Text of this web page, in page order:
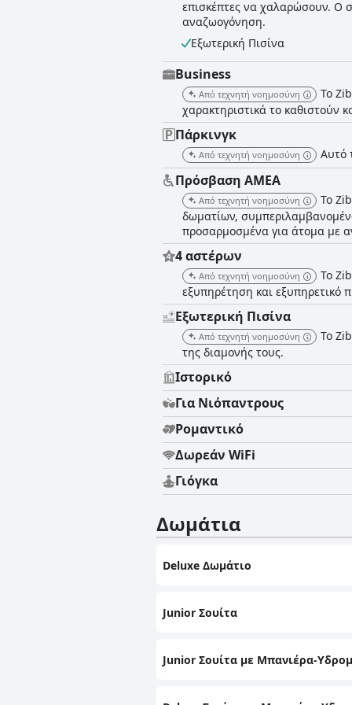
αυτοκίνητο. Συνολικά, το The Ziba Hotel & Spa συνδυάζει επιτυχώς μια ήσυχη, βολική τοποθεσία με υπηρεσίες υψηλής ποιότητας,
εξαιρετική καθαριότητα και
επισκέπτες να χαλαρώσουν. Ο
αναζωογόνηση.
Εξωτερική Πισίνα
Business
Από τεχνητή νοημοσύνη
Το
χαρακτηριστικά το καθιστούν
Πάρκινγκ
Από τεχνητή νοημοσύνη Αυτό
Πρόσβαση ΑΜΕΑ
Από τεχνητή νοημοσύνη
Το
δωματίων,
προσαρμοσμένα για άτομα με
4 αστέρων
Από τεχνητή νοημοσύνη
Το
εξυπηρέτηση και εξυπηρετικό
Εξωτερική Πισίνα
Από τεχνητή νοημοσύνη
Το
της διαμονής τους.
Ιστορικό
Για Νιόπαντρους
Ρομαντικό
Δωρεάν WiFi
Γιόγκα
Δωμάτια
Deluxe Δωμάτιο
Junior Σουίτα
Junior Σουίτα με Μπανιέρα-